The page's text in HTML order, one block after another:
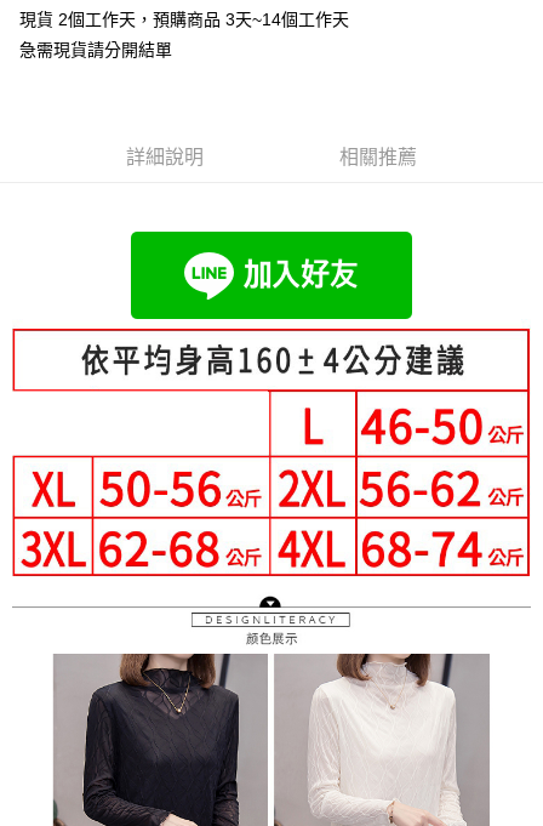
大哥付你分期
2.付款方式選擇「大哥付你分期」，訂單成立後會自動跳轉到大哥付的交易
4.訂單成立30分鐘內，如未前往確認交易或遇審核未通過，訂單將自動取
消。如遇「轉專審核」未通過狀況，表示未達大哥付你分期系統評分，恕無
1.分期款項不併入電信帳單，「大哥付你分期」於每月結算日後寄送繳費提
醒簡訊。
2.透過簡訊連結打開帳單後，可選擇「超商條碼／台灣大直營門市／銀行轉
帳／街口支付／iPASS MONEY」等通路繳費。
1.本服務係由「台灣大哥大股份有限公司」（以下簡稱本公司）所提供，讓
用戶於交易時，得透過本服務購買商品或服務，並由商店將買賣／分期付款
買賣價金債權讓與本公司後，依約使用本公司帳單繳交帳款。
2.基於同意付款使用「大哥付你分期」之契約關係目的，商店將以您的個人
資料（包含姓名、電話或地址）提供予台灣大哥大進項蒐集、處理及利用，
由本公司與您本人進行分期帳單所需資料之確認、核對及更正。
１．簡單：不需註冊會員、不需綁卡、不需儲值。
２．便利：只要手機號碼，簡訊認證，即可結帳。
３．安心：先確認商品／服務後，再付款。
【「AFTEE先享後付」結帳流程】
１．於結帳方式選擇「AFTEE先享後付」後，將跳轉至「AFTEE先享後付」
結帳頁面，進行簡訊認證並確認金額後，即可完成結帳。
３．收到繳費通知簡訊後14天內，點擊此簡訊中的連結，可透過四大超商／
ATM／網路銀行／等多元方式進行付款，方視為交易完成。
※ 請注意：結帳手續完成當下不需立刻繳費，但若您需要取消訂單，請聯絡
購買商品的店家。未經商家同意取消之訂單仍視為有效，需透過AFTEE先享
後付繳納相關費用。
※ 交易是否成功請以「AFTEE先享後付 」之結帳頁面顯示為準，若有關於
是否繳費成功／繳費後需取消欲退款等相關疑問，請聯繫「AFTEE先享後付
客戶支援中心」https://netprotections.freshdesk.com/support/home
１．透過由恩沛科技股份有限公司提供之「AFTEE先享後付」服務完成之交
易，需依本服務之必要範圍內提供個人資料，並將交易相關給付款項請求債
權轉讓予恩沛科技股份有限公司。
２．關於個人資料處理事宜，請瀏覽以下網址：
https://aftee.tw/terms/#terms3
３．未成年的使用者請事先徵得法定代理人或監護人之同意方可使用
「AFTEE先享後付」，若未經同意申辦者引起之損失，本公司不負相關責
４．使用「AFTEE先享後付」時，將依據個別帳號之用戶狀況，依本公司即
「Hami Point」為中華電信所提供之點數服務，可於會員專區綁定中華電信
會員帳號後，即可在購物車使用 Hami Point 折抵消費金額 (1點等於1元)。
運送方式
全家付款取貨
每筆NT$80，滿NT$699(含以上)免運費
付款後全家取貨
每筆NT$80，滿NT$699(含以上)免運費
付款後萊爾富取貨
每筆NT$80，滿NT$699(含以上)免運費
7-11付款取貨
每筆NT$80，滿NT$699(含以上)免運費
付款後7-11取貨
每筆NT$80，滿NT$699(含以上)免運費
每筆NT$70，滿NT$699(含以上)免運費
現貨 2個工作天，預購商品 3天~14個工作天
急需現貨請分開結單
詳細說明 相關推薦